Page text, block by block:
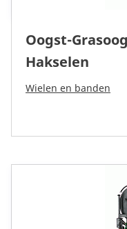
Glassinter
Energic Plus
Oogst-
Hakselen
Wielen en banden